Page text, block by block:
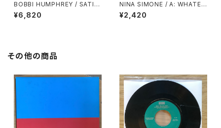
BOBBI HUMPHREY / SATIN
DOLL
¥6,820
NINA SIMONE / A: WHATEV
ER I AM (YOU MADE ME) /
B: WHY MUST YOUR LOVE
¥2,420
その他の商品